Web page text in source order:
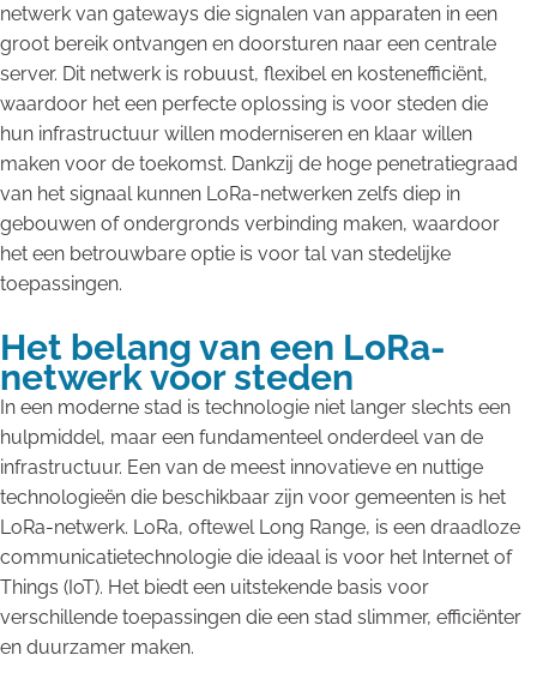
netwerk van gateways die signalen van apparaten in een
groot bereik ontvangen en doorsturen naar een centrale
server. Dit netwerk is robuust, flexibel en kostenefficiënt,
waardoor het een perfecte oplossing is voor steden die
hun infrastructuur willen moderniseren en klaar willen
maken voor de toekomst. Dankzij de hoge penetratiegraad
van het signaal kunnen LoRa-netwerken zelfs diep in
gebouwen of ondergronds verbinding maken, waardoor
het een betrouwbare optie is voor tal van stedelijke
toepassingen.
Het belang van een LoRa-
netwerk voor steden
In een moderne stad is technologie niet langer slechts een
hulpmiddel, maar een fundamenteel onderdeel van de
infrastructuur. Een van de meest innovatieve en nuttige
technologieën die beschikbaar zijn voor gemeenten is het
LoRa-netwerk. LoRa, oftewel Long Range, is een draadloze
communicatietechnologie die ideaal is voor het Internet of
Things (IoT). Het biedt een uitstekende basis voor
verschillende toepassingen die een stad slimmer, efficiënter
en duurzamer maken.